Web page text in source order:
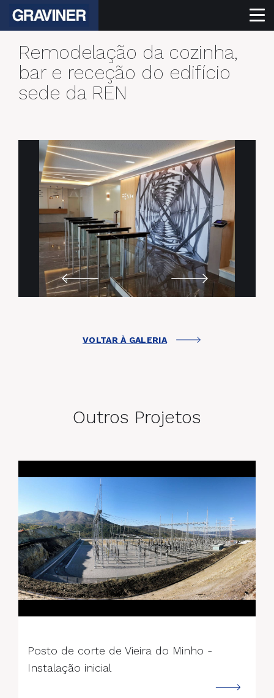
Remodelação da cozinha,
bar e receção do edifício
sede da REN
VOLTAR À GALERIA
Outros Projetos
Posto de corte de Vieira do Minho -
Instalação inicial